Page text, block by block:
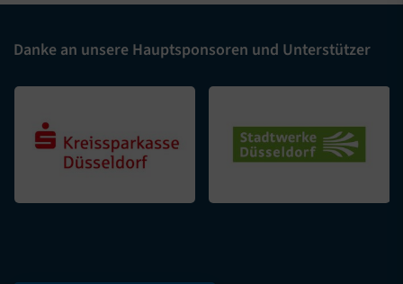
Danke an unsere Hauptsponsoren und Unterstützer